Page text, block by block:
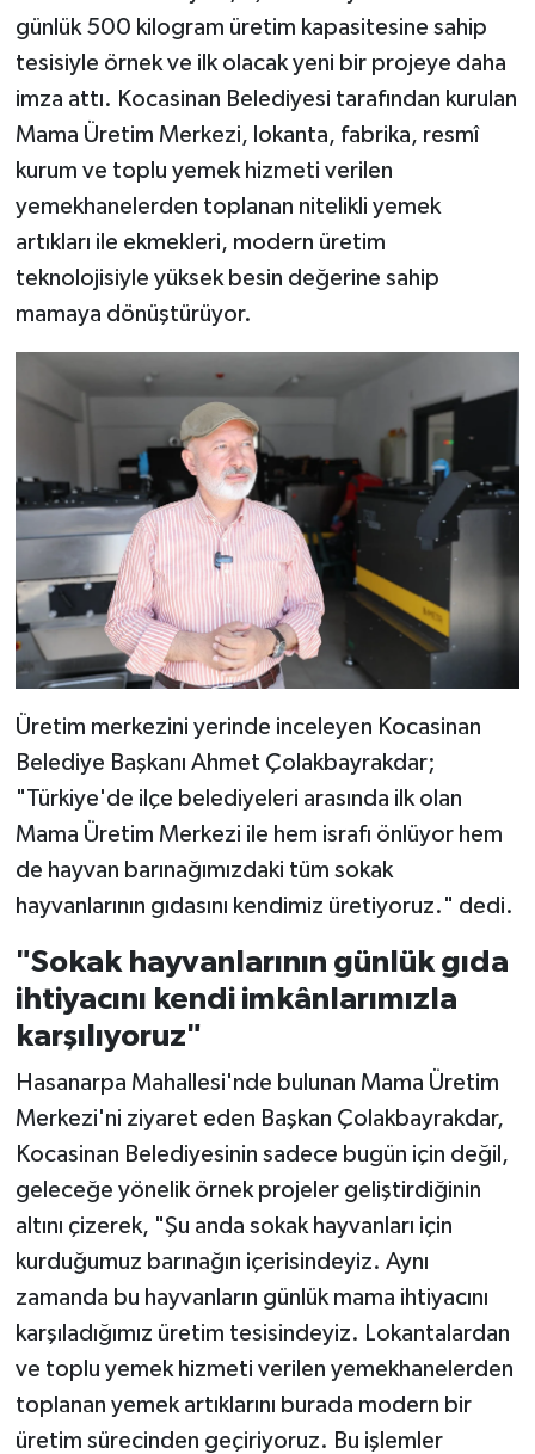
günlük 500 kilogram üretim kapasitesine sahip
tesisiyle örnek ve ilk olacak yeni bir projeye daha
imza attı. Kocasinan Belediyesi tarafından kurulan
Mama Üretim Merkezi, lokanta, fabrika, resmî
kurum ve toplu yemek hizmeti verilen
yemekhanelerden toplanan nitelikli yemek
artıkları ile ekmekleri, modern üretim
teknolojisiyle yüksek besin değerine sahip
mamaya dönüştürüyor.
Üretim merkezini yerinde inceleyen Kocasinan
Belediye Başkanı Ahmet Çolakbayrakdar;
"Türkiye'de ilçe belediyeleri arasında ilk olan
Mama Üretim Merkezi ile hem israfı önlüyor hem
de hayvan barınağımızdaki tüm sokak
hayvanlarının gıdasını kendimiz üretiyoruz." dedi.
"Sokak hayvanlarının günlük gıda
ihtiyacını kendi imkânlarımızla
karşılıyoruz"
Hasanarpa Mahallesi'nde bulunan Mama Üretim
Merkezi'ni ziyaret eden Başkan Çolakbayrakdar,
Kocasinan Belediyesinin sadece bugün için değil,
geleceğe yönelik örnek projeler geliştirdiğinin
altını çizerek, "Şu anda sokak hayvanları için
kurduğumuz barınağın içerisindeyiz. Aynı
zamanda bu hayvanların günlük mama ihtiyacını
karşıladığımız üretim tesisindeyiz. Lokantalardan
ve toplu yemek hizmeti verilen yemekhanelerden
toplanan yemek artıklarını burada modern bir
üretim sürecinden geçiriyoruz. Bu işlemler